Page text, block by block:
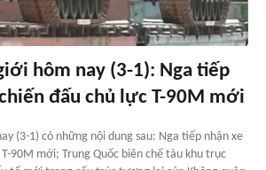
hôm nay (3-1): Nga tiếp
đấu chủ lực T-90M mới
(3-1) có những nội dung sau: Nga tiếp nhận xe
90M mới; Trung Quốc biên chế tàu khu trục